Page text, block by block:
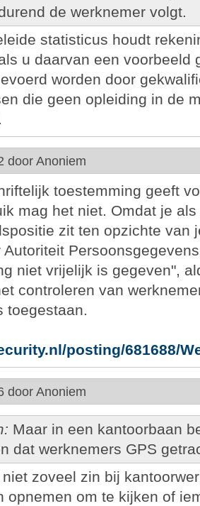
de werknemer volgt.
statisticus houdt
u daarvan een voorbeeld
worden door
die geen opleiding in de
door Anoniem
toestemming geeft
mag het niet. Omdat je
zit ten opzichte van
niet vrijelijk is gegeven",
controleren van
toegestaan.
posting/681688/
door Anoniem
Maar in een kantoorbaan
dat werknemers GPS
zoveel zin bij
opnemen om te kijken of